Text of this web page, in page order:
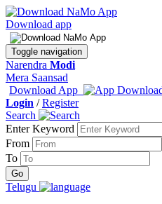
Download app
Toggle navigation
Narendra Modi
Mera Saansad
Download App
Login /Register
Search
Enter Keyword
From
To
Telugu